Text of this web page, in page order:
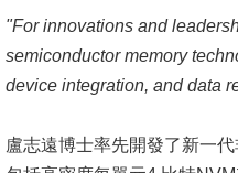
Alumni
Institute
"For innovations and
semiconductor memory
device integration, and data
盧志遠博士率先開發了新一